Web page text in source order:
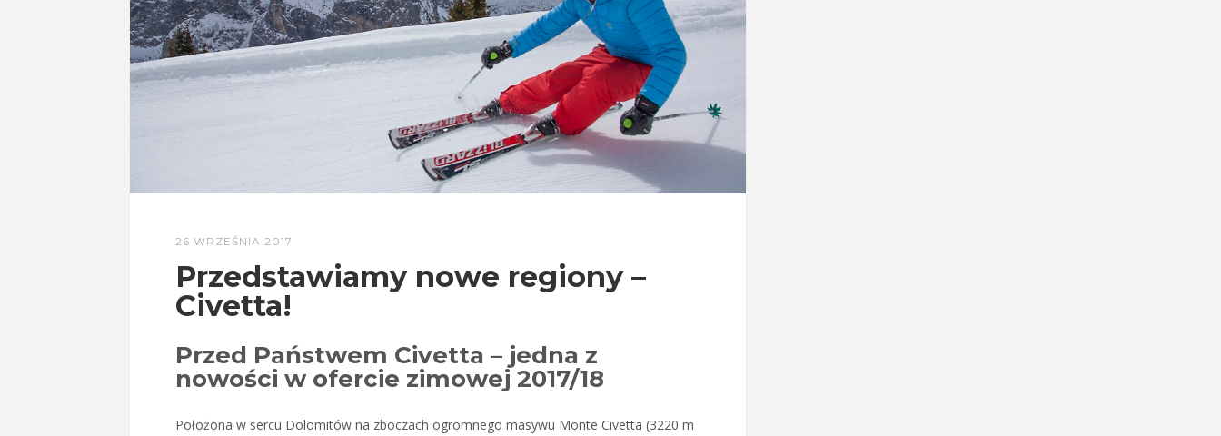
26 WRZEŚNIA 2017
Przedstawiamy nowe regiony –
Civetta!
Przed Państwem Civetta – jedna z
nowości w ofercie zimowej 2017/18
Położona w sercu Dolomitów na zboczach ogromnego masywu Monte Civetta (3220 m